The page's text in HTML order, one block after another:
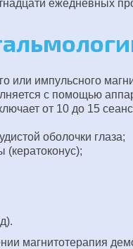
ежедневных
импульсного
с помощью
от 10 до 15
оболочки глаза;
(кератоконус);
магнитотерапия